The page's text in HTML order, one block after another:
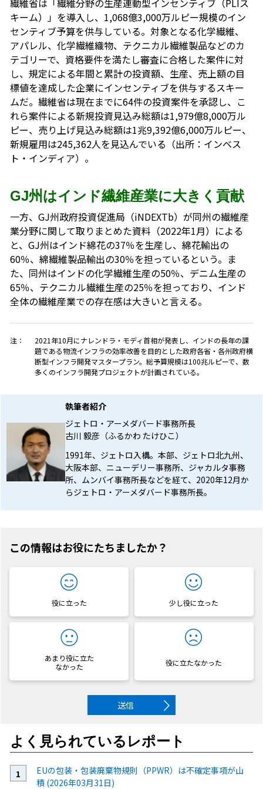
繊維省は「繊維分野の生産連動型インセンティブ（PLIス
キーム）」を導入し、1,068億3,000万ルピー規模のイン
センティブ予算を供与している。対象となる化学繊維、
アパレル、化学繊維織物、テクニカル繊維製品などのカ
テゴリーで、資格要件を満たし審査に合格した案件に対
し、規定による年間と累計の投資額、生産、売上額の目
標値を達成した企業にインセンティブを供与するスキー
ムだ。繊維省は現在までに64件の投資案件を承認し、こ
れら案件による新規投資見込み総額は1,979億8,000万ル
ピー、売り上げ見込み総額は1兆9,392億6,000万ルピー、
新規雇用は245,362人を見込んでいる（出所：インベス
ト・インディア）。
GJ州はインド繊維産業に大きく貢献
一方、GJ州政府投資促進局（iNDEXTb）が同州の繊維産
業分野に関して取りまとめた資料（2022年1月）による
と、GJ州はインド綿花の37％を生産し、綿花輸出の
60％、綿繊維製品輸出の30％を担っているという。ま
た、同州はインドの化学繊維生産の50％、デニム生産の
65％、テクニカル繊維生産の25％を担っており、インド
全体の繊維産業での存在感は大きいと言える。
注：
2021年10月にナレンドラ・モディ首相が発表し、インドの長年の課
題である物流インフラの効率改善を目的とした政府各省・各州政府横
断型インフラ開発マスタープラン。総予算規模は100兆ルピーで、数
多くのインフラ開発プロジェクトが計画されている。
執筆者紹介
ジェトロ・アーメダバード事務所長
古川 毅彦（ふるかわ たけひこ）
1991年、ジェトロ入構。本部、ジェトロ北九州、
大阪本部、ニューデリー事務所、ジャカルタ事務
所、ムンバイ事務所長などを経て、2020年12月か
らジェトロ・アーメダバード事務所長。
この情報はお役にたちましたか？
役に立った 少し役に立った
あまり役に立た
なかった
役に立たなかった
送信
よく見られているレポート
EUの包装・包装廃棄物規則（PPWR）は不確定事項が山
積 (2026年03月31日)